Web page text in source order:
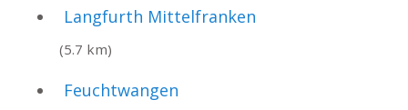
Langfurth Mittelfranken
(5.7 km)
Feuchtwangen